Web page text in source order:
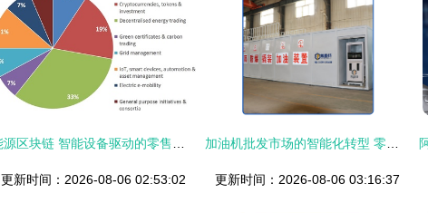
更新时间：2026-08-06 02:53:02 更新时间：2026-08-06 03:16:37